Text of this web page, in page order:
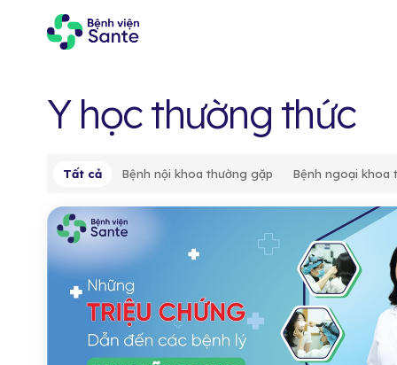
Y học thường thức
Tất cả Bệnh nội khoa thường gặp Bệnh ngoại khoa